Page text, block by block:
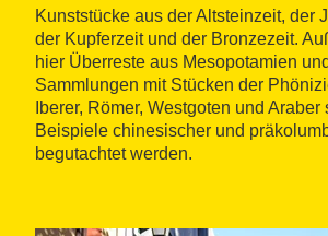
Kunststücke aus der Altsteinzeit, der
der Kupferzeit und der Bronzezeit.
hier Überreste aus Mesopotamien
Sammlungen mit Stücken der
Iberer, Römer, Westgoten und
Beispiele chinesischer und
begutachtet werden.